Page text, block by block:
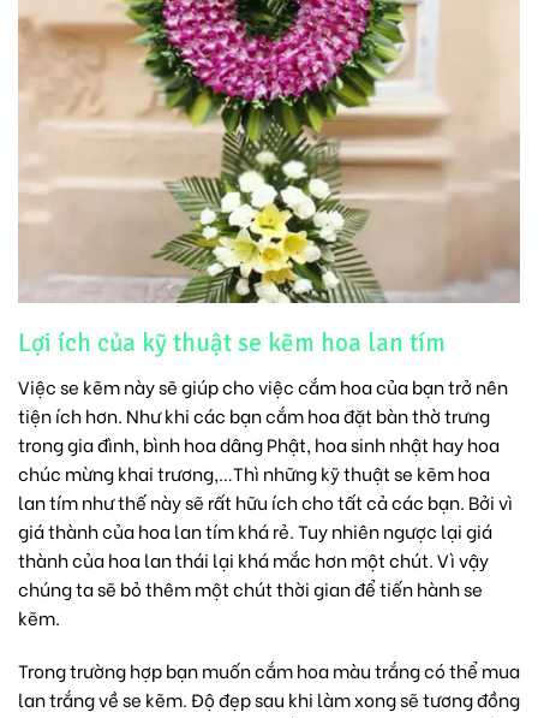
Lợi ích của kỹ thuật se kẽm hoa lan tím
Việc se kẽm này sẽ giúp cho việc cắm hoa của bạn trở nên
tiện ích hơn. Như khi các bạn cắm hoa đặt bàn thờ trưng
trong gia đình, bình hoa dâng Phật, hoa sinh nhậthayhoa
chúc mừng khai trương,…Thì những kỹ thuật se kẽm hoa
lan tím như thế này sẽ rất hữu ích cho tất cả các bạn. Bởi vì
giá thành của hoa lan tím khá rẻ. Tuy nhiên ngược lại giá
thành của hoa lan thái lại khá mắc hơn một chút. Vì vậy
chúng ta sẽ bỏ thêm một chút thời gian để tiến hành se
kẽm.
Trong trường hợp bạn muốn cắm hoa màu trắng có thể mua
lan trắng về se kẽm. Độ đẹp sau khi làm xong sẽ tương đồng